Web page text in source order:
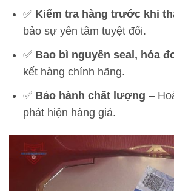
✅ Kiểm tra hàng trước khi
bảo sự yên tâm tuyệt đối.
✅ Bao bì nguyên seal, hóa
kết hàng chính hãng.
✅ Bảo hành chất lượng –
phát hiện hàng giả.